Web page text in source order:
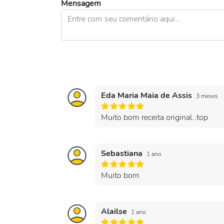
Mensagem
Eda Maria Maia de Assis 3 meses
Muito bom receita original..top
Sebastiana 1 ano
Muito bom
Alailse 1 ano